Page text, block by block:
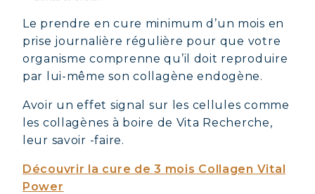
Le prendre en cure minimum d’un mois en
prise journalière régulière pour que votre
organisme comprenne qu’il doit reproduire
par lui-même son collagène endogène.
Avoir un effet signal sur les cellules comme
les collagènes à boire de Vita Recherche,
leur savoir -faire.
Découvrir la cure de 3 mois Collagen Vital
Power